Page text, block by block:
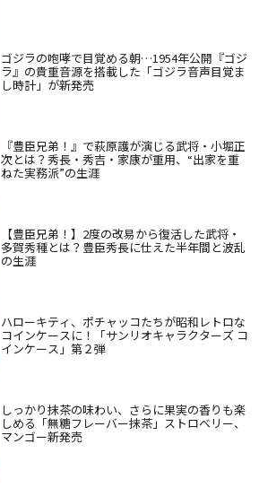
ゴジラの咆哮で目覚める朝…1954年公開『ゴジ
ラ』の貴重音源を搭載した「ゴジラ音声目覚ま
し時計」が新発売
『豊臣兄弟！』で萩原護が演じる武将・小堀正
次とは？秀長・秀吉・家康が重用、“出家を重
ねた実務派”の生涯
【豊臣兄弟！】2度の改易から復活した武将・
多賀秀種とは？豊臣秀長に仕えた半年間と波乱
の生涯
ハローキティ、ポチャッコたちが昭和レトロな
コインケースに！「サンリオキャラクターズ コ
インケース」第２弾
しっかり抹茶の味わい、さらに果実の香りも楽
しめる「無糖フレーバー抹茶」ストロベリー、
マンゴー新発売